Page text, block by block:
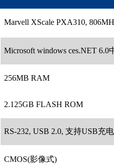
Marvell XScale PXA310,
Microsoft windows ces.NET
256MB RAM
2.125GB FLASH ROM
RS-232, USB 2.0, 支持USB充电
CMOS(影像式)